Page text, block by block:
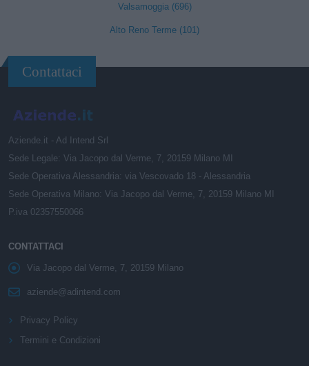
Valsamoggia (696)
Alto Reno Terme (101)
Contattaci
Aziende.it - Ad Intend Srl
Sede Legale: Via Jacopo dal Verme, 7, 20159 Milano MI
Sede Operativa Alessandria: via Vescovado 18 - Alessandria
Sede Operativa Milano: Via Jacopo dal Verme, 7, 20159 Milano MI
P.iva 02357550066
CONTATTACI
Via Jacopo dal Verme, 7, 20159 Milano
aziende@adintend.com
Privacy Policy
Termini e Condizioni